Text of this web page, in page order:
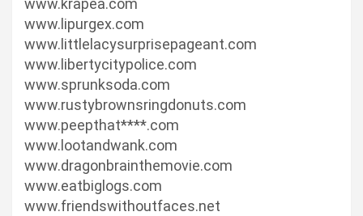
www.krapea.com
www.lipurgex.com
www.littlelacysurprisepageant.com
www.libertycitypolice.com
www.sprunksoda.com
www.rustybrownsringdonuts.com
www.peepthat****.com
www.lootandwank.com
www.dragonbrainthemovie.com
www.eatbiglogs.com
www.friendswithoutfaces.net